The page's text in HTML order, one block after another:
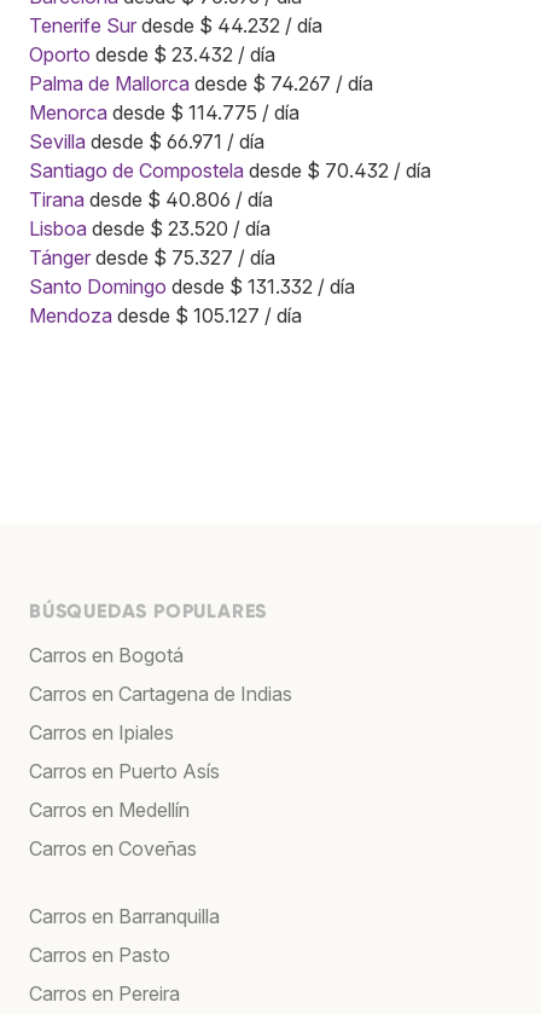
Tenerife Sur desde $ 44.232 / día
Oporto desde $ 23.432 / día
Palma de Mallorca desde $ 74.267 / día
Menorca desde $ 114.775 / día
Sevilla desde $ 66.971 / día
Santiago de Compostela desde $ 70.432 / día
Tirana desde $ 40.806 / día
Lisboa desde $ 23.520 / día
Tánger desde $ 75.327 / día
Santo Domingo desde $ 131.332 / día
Mendoza desde $ 105.127 / día
BÚSQUEDAS POPULARES
Carros en Bogotá
Carros en Cartagena de Indias
Carros en Ipiales
Carros en Puerto Asís
Carros en Medellín
Carros en Coveñas
Carros en Barranquilla
Carros en Pasto
Carros en Pereira